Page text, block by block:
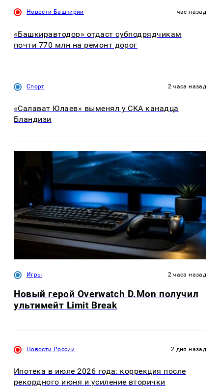
Новости Башкирии час назад
«Башкиравтодор» отдаст субподрядчикам
почти 770 млн на ремонт дорог
Спорт 2 часа назад
«Салават Юлаев» выменял у СКА канадца
Бландизи
Игры 2 часа назад
Новый герой Overwatch D.Mon получил
ультимейт Limit Break
Новости России 2 дня назад
Ипотека в июле 2026 года: коррекция после
рекордного июня и усиление вторички